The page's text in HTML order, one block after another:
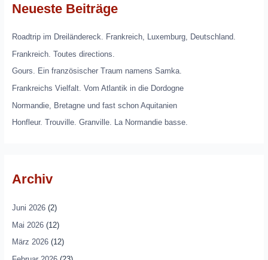
Neueste Beiträge
Roadtrip im Dreiländereck. Frankreich, Luxemburg, Deutschland.
Frankreich. Toutes directions.
Gours. Ein französischer Traum namens Samka.
Frankreichs Vielfalt. Vom Atlantik in die Dordogne
Normandie, Bretagne und fast schon Aquitanien
Honfleur. Trouville. Granville. La Normandie basse.
Archiv
Juni 2026(2)
Mai 2026(12)
März 2026(12)